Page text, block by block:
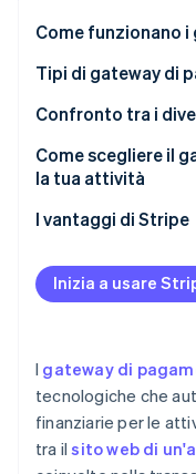
Prevenzione delle
Costituzione di
Climate
Rimozione del
Identity
Verifica online
Stripe
Scopri come
Guarda ora
Come funzionano
Tipi di gateway di
Confronto tra i
Facilità di
Velocità delle
Sicurezza
Come scegliere il
la tua attività
Valuta il tuo
Considera le tue
Dai priorità alla
Analizza
pagamento
I vantaggi di Stripe
Sicurezza
Integrazione
Inizia a usare
I gateway di
tecnologiche che
finanziarie per le
tra ilsito web di